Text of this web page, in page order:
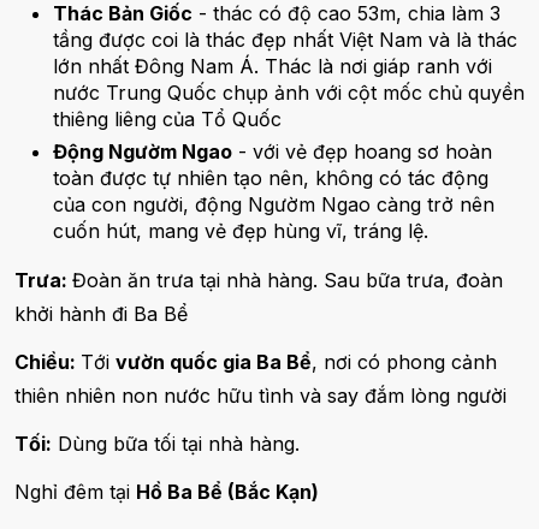
Thác Bản Giốc - thác có độ cao 53m, chia làm 3
tầng được coi là thác đẹp nhất Việt Nam và là thác
lớn nhất Đông Nam Á. Thác là nơi giáp ranh với
nước Trung Quốc chụp ảnh với cột mốc chủ quyền
thiêng liêng của Tổ Quốc
Động Ngườm Ngao - với vẻ đẹp hoang sơ hoàn
toàn được tự nhiên tạo nên, không có tác động
của con người, động Ngườm Ngao càng trở nên
cuốn hút, mang vẻ đẹp hùng vĩ, tráng lệ.
Trưa: Đoàn ăn trưa tại nhà hàng. Sau bữa trưa, đoàn
khởi hành đi Ba Bể
Chiều: Tới vườn quốc gia Ba Bể, nơi có phong cảnh
thiên nhiên non nước hữu tình và say đắm lòng người
Tối: Dùng bữa tối tại nhà hàng.
Nghỉ đêm tại Hồ Ba Bể (Bắc Kạn)